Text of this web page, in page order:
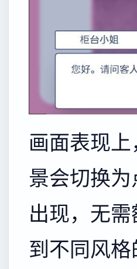
画面表现
景会切换
出现，无
到不同风